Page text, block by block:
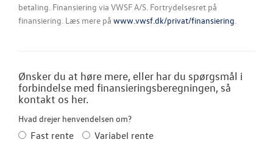
betaling. Finansiering via VWSF A/S. Fortrydelsesret på
finansiering. Læs mere på www.vwsf.dk/privat/finansiering
Ønsker du at høre mere, eller har du spørgsmål i
forbindelse med finansieringsberegningen, så
kontakt os her.
Hvad drejer henvendelsen om?
Fast rente Variabel rente